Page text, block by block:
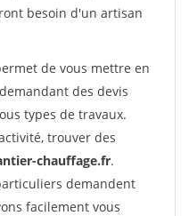
besoin d'un artisan
de vous mettre en
des devis
types de travaux.
trouver des
chauffage.fr.
demandent
facilement vous